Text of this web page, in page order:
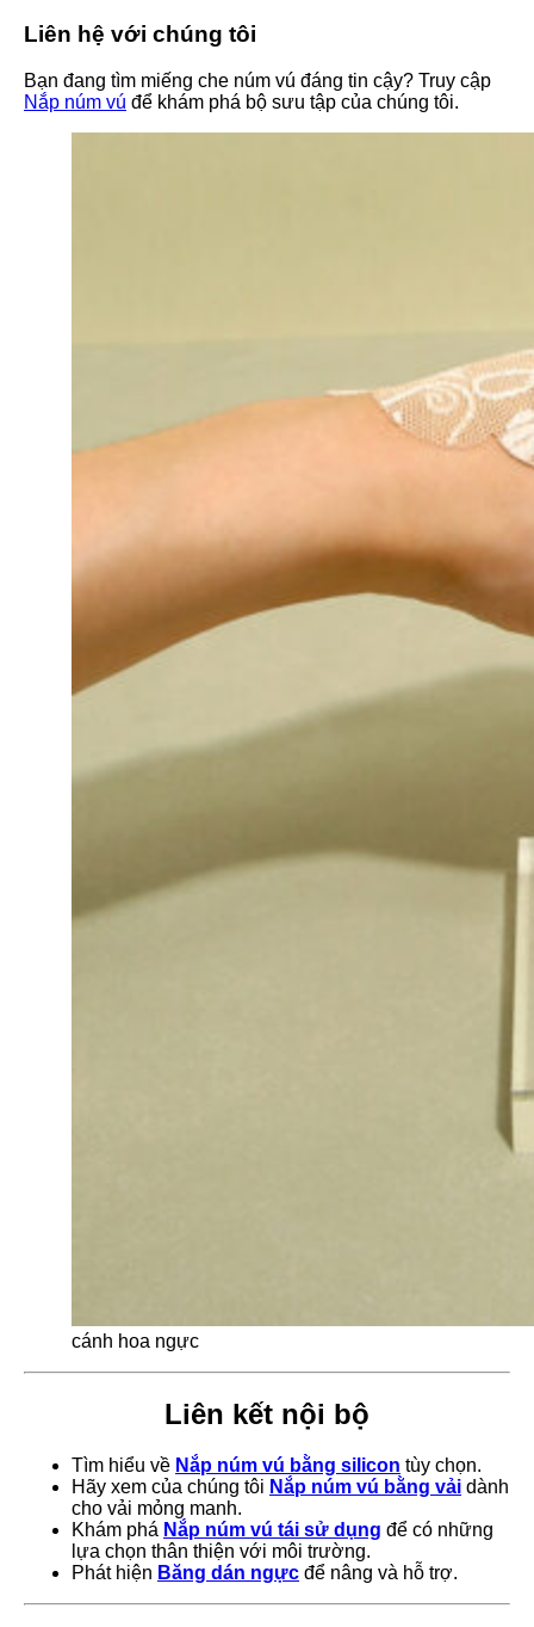
Liên hệ với chúng tôi
Bạn đang tìm miếng che núm vú đáng tin cậy? Truy cập
Nắp núm vú để khám phá bộ sưu tập của chúng tôi.
cánh hoa ngực
Liên kết nội bộ
Tìm hiểu về Nắp núm vú bằng silicon tùy chọn.
Hãy xem của chúng tôi Nắp núm vú bằng vải dành
cho vải mỏng manh.
Khám phá Nắp núm vú tái sử dụng để có những
lựa chọn thân thiện với môi trường.
Phát hiện Băng dán ngực để nâng và hỗ trợ.